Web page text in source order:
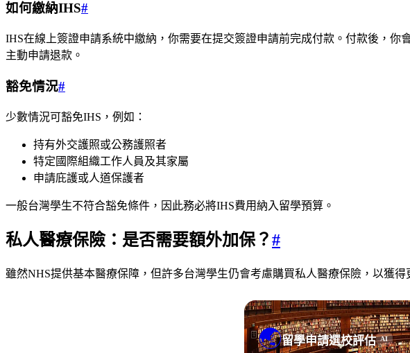
如何繳納IHS#
IHS在線上簽證申請系統中繳納，你需要在提交簽證申請前完成付款。付款後，
主動申請退款。
豁免情況#
少數情況可豁免IHS，例如：
持有外交護照或公務護照者
特定國際組織工作人員及其家屬
申請庇護或人道保護者
一般台灣學生不符合豁免條件，因此務必將IHS費用納入留學預算。
私人醫療保險：是否需要額外加保？#
雖然NHS提供基本醫療保障，但許多台灣學生仍會考慮購買私人醫療保險，以獲
🌏留學申請選校評估 AI